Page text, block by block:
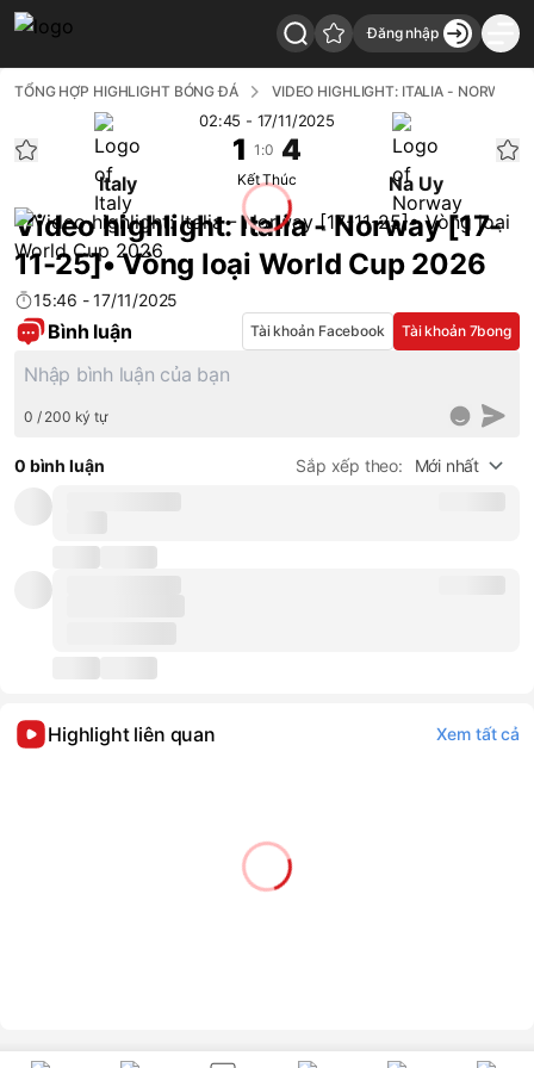
Đăng nhập
Video highlight: Italia - Norway [17-11-25]• Vòng loại
TỔNG HỢP HIGHLIGHT BÓNG ĐÁ
02:45 - 17/11/2025
1 1:0 4
Kết Thúc
Italy Na Uy
Video highlight: Italia - Norway [17-
11-25]• Vòng loại World Cup 2026
15:46 - 17/11/2025
Bình luận Tài khoản Facebook Tài khoản 7bong
0 / 200 ký tự
0 bình luận Sắp xếp theo: Mới nhất
Highlight liên quan Xem tất cả